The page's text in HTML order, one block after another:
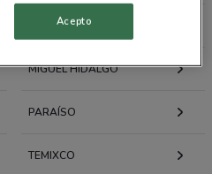
VENUSTIANO CARRANZA
MIGUEL HIDALGO
PARAÍSO
TEMIXCO
Acepto